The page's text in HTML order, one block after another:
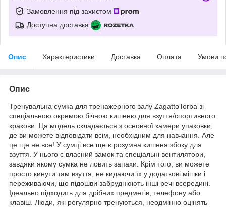
Замовлення під захистом
Доступна доставка
Опис Характеристики Доставка Оплата Умови
Опис
Тренувальна сумка для тренажерного залу ZagattoTorba зі
спеціальною окремою бічною кишеню для взуття/спортивного
кракови. Ця модель складається з основної камери упаковки,
де ви можете відповідати всім, необхідним для навчання. Але
це ще не все! У сумці все ще є розумна кишеня збоку для
взуття. У нього є власний замок та спеціальні вентилятори,
завдяки якому сумка не ловить запахи. Крім того, ви можете
просто кинути там взуття, не кидаючи їх у додаткові мішки і
переживаючи, що підошви забруднюють інші речі всередині.
Ідеально підходить для дрібних предметів, телефону або
клавіш. Люди, які регулярно тренуються, неодмінно оцінять